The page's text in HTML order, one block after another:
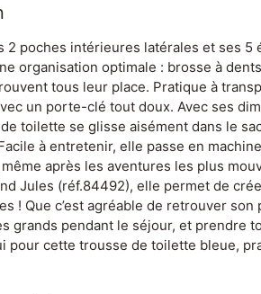
2 poches intérieures latérales et ses 5
organisation optimale : brosse à
tous leur place. Pratique à
un porte-clé tout doux. Avec ses
toilette se glisse aisément dans le
à entretenir, elle passe en
après les aventures les plus
Jules (réf.84492), elle permet de
! Que c’est agréable de retrouver
grands pendant le séjour, et prendre
pour cette trousse de toilette bleue,